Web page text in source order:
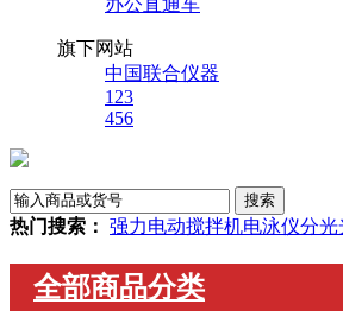
办公直通车
旗下网站
中国联合仪器
123
456
热门搜索： 强力电动搅拌机电泳仪分光
全部商品分类